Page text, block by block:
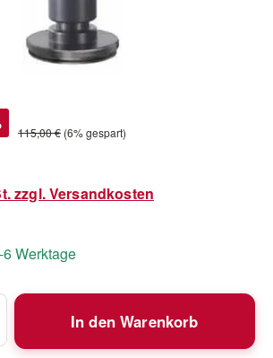
Regulärer Preis:
115,00 € (6% gespart)
zzgl. Versandkosten
Werktage
Gib den gewünschten
In den Warenkorb